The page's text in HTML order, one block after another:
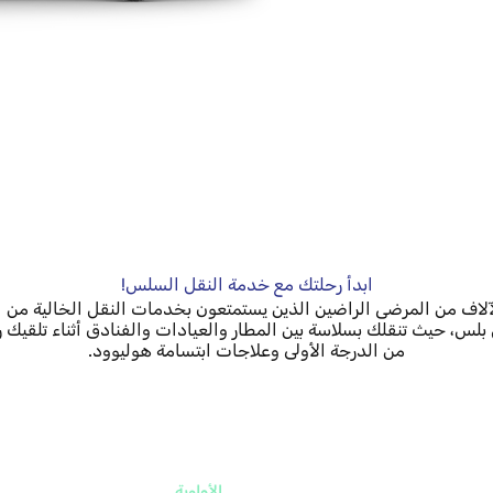
ابدأ رحلتك مع خدمة النقل السلس!
من المرضى الراضين الذين يستمتعون بخدمات النقل الخالية
بلس، حيث تنقلك بسلاسة بين المطار والعيادات والفنادق أثناء تلقيك
من الدرجة الأولى وعلاجات ابتسامة هوليوود.